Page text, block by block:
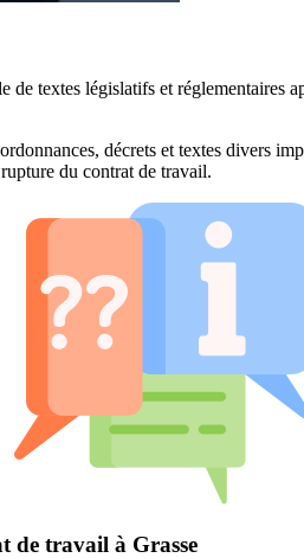
de textes législatifs et réglementaires
décrets et textes divers
du contrat de travail.
de travail à Grasse